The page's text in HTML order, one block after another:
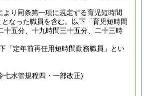
より同条第一項に規定する育児短時間
なった職員を含む。以下「育児短時間
五分、十九時間三十五分、二十三時
「定年前再任用短時間勤務職員」とい
七水管規程四・一部改正)